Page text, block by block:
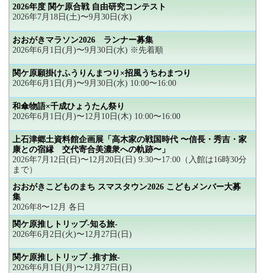
2026年度 関ケ原合戦 自由研究コンテスト
2026年7月18日(土)〜9月30日(水)
おおがきマラソン2026 ランナー募集
2026年6月1日(月)〜9月30日(水) ※先着順
関ケ原願掛けふうりんまつり×招風うちわまつり
2026年6月1日(月)〜9月30日(水) 10:00〜16:00
和傘物語×千成ひょうたん祭り
2026年6月1日(月)〜12月10日(木) 10:00〜16:00
上石津郷土資料館企画展「高木家の戦国時代 〜信長・秀吉・家
康との宿縁 交代寄合美濃衆への軌跡〜」
2026年7月12日(日)〜12月20日(日) 9:30〜17:00（入館は16時30分
まで）
おおがきこどものまち スマスタウン2026 こどもメンバー大募
集
2026年8〜12月 各日
関ケ原推しトリップ-知る旅-
2026年6月2日(火)〜12月27日(日)
関ケ原推しトリップ -推す旅-
2026年6月1日(月)〜12月27日(日)